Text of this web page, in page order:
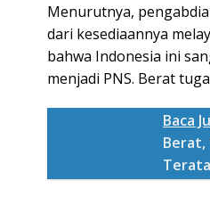
Menurutnya,
dari kesediaannya
bahwa Indonesia ini
menjadi PNS. Berat
Baca
Berat,